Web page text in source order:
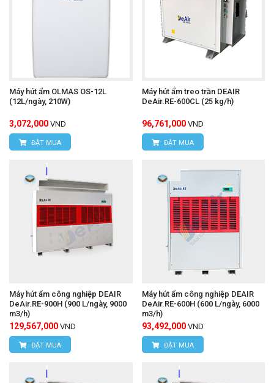
Máy hút ẩm OLMAS OS-12L
(12L/ngày, 210W)
3,072,000 VND
ĐẶT MUA
Máy hút ẩm treo trần DEAIR
DeAir.RE-600CL (25 kg/h)
96,761,000 VND
ĐẶT MUA
Máy hút ẩm công nghiệp DEAIR
DeAir.RE-900H (900 L/ngày, 9000
m3/h)
129,567,000 VND
ĐẶT MUA
Máy hút ẩm công nghiệp DEAIR
DeAir.RE-600H (600 L/ngày, 6000
m3/h)
93,492,000 VND
ĐẶT MUA